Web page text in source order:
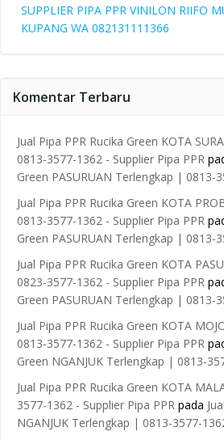
SUPPLIER PIPA PPR VINILON RIIFO
KUPANG WA 082131111366
Komentar Terbaru
Jual Pipa PPR Rucika Green KOTA
0813-3577-1362 - Supplier Pipa PPR
Green PASURUAN Terlengkap | 0813-
Jual Pipa PPR Rucika Green KOTA
0813-3577-1362 - Supplier Pipa PPR
Green PASURUAN Terlengkap | 0813-
Jual Pipa PPR Rucika Green KOTA
0823-3577-1362 - Supplier Pipa PPR
Green PASURUAN Terlengkap | 0813-
Jual Pipa PPR Rucika Green KOTA
0813-3577-1362 - Supplier Pipa PPR
Green NGANJUK Terlengkap | 0813-
Jual Pipa PPR Rucika Green KOTA
3577-1362 - Supplier Pipa PPR pada
NGANJUK Terlengkap | 0813-3577-